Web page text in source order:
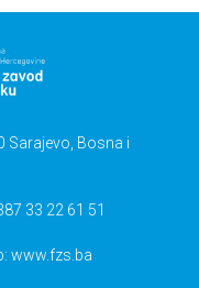
Sarajevo, Bosna i
33 22 61 51
www.fzs.ba